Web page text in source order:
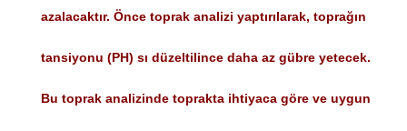
azalacaktır. Önce toprak analizi yaptırılarak, toprağın
tansiyonu (PH) sı düzeltilince daha az gübre yetecek.
Bu toprak analizinde toprakta ihtiyaca göre ve uygun